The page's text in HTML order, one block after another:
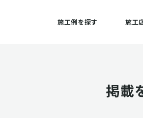
施工例を探す 施工
掲載